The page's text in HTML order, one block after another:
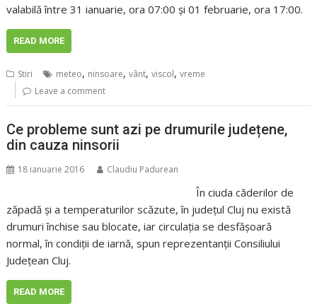
valabilă între 31 ianuarie, ora 07:00 şi 01 februarie, ora 17:00.
READ MORE
Stiri meteo, ninsoare,vânt,viscol,vreme
Leave a comment
Ce probleme sunt azi pe drumurile județene,
din cauza ninsorii
18 ianuarie 2016 Claudiu Padurean
În ciuda căderilor de
zăpadă și a temperaturilor scăzute, în județul Cluj nu există
drumuri închise sau blocate, iar circulaţia se desfăşoară
normal, în condiţii de iarnă, spun reprezentanții Consiliului
Județean Cluj.
READ MORE